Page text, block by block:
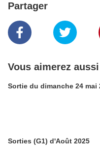
Partager
Vous aimerez aussi
Sortie du dimanche 24 mai
Sorties (G1) d'Août 2025